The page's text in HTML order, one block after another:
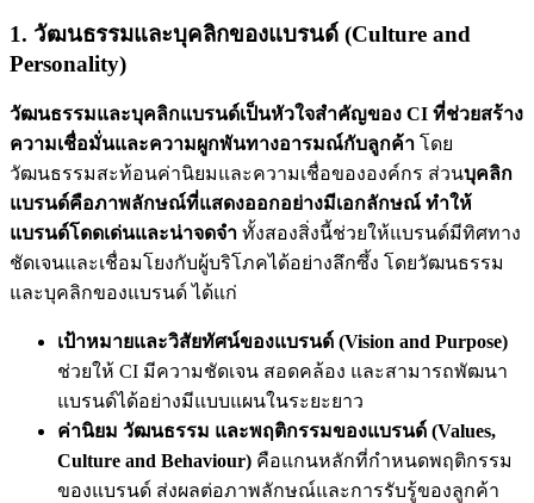
1. วัฒนธรรมและบุคลิกของแบรนด์ (Culture and
Personality)
วัฒนธรรมและบุคลิกแบรนด์เป็นหัวใจสำคัญของ CI ที่ช่วยสร้าง
ความเชื่อมั่นและความผูกพันทางอารมณ์กับลูกค้า โดย
วัฒนธรรมสะท้อนค่านิยมและความเชื่อขององค์กร ส่วนบุคลิก
แบรนด์คือภาพลักษณ์ที่แสดงออกอย่างมีเอกลักษณ์ ทำให้
แบรนด์โดดเด่นและน่าจดจำ ทั้งสองสิ่งนี้ช่วยให้แบรนด์มีทิศทาง
ชัดเจนและเชื่อมโยงกับผู้บริโภคได้อย่างลึกซึ้ง โดยวัฒนธรรม
และบุคลิกของแบรนด์ ได้แก่
เป้าหมายและวิสัยทัศน์ของแบรนด์ (Vision and Purpose)
ช่วยให้ CI มีความชัดเจน สอดคล้อง และสามารถพัฒนา
แบรนด์ได้อย่างมีแบบแผนในระยะยาว
ค่านิยม วัฒนธรรม และพฤติกรรมของแบรนด์ (Values,
Culture and Behaviour) คือแกนหลักที่กำหนดพฤติกรรม
ของแบรนด์ ส่งผลต่อภาพลักษณ์และการรับรู้ของลูกค้า